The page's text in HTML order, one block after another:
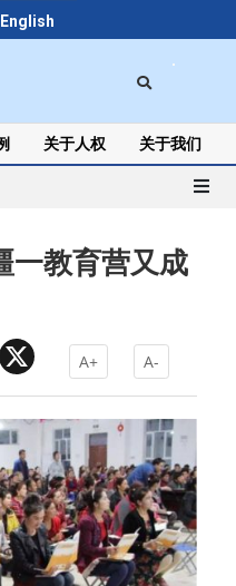
English
关于人权 关于我们
一教育营又成
A+ A-